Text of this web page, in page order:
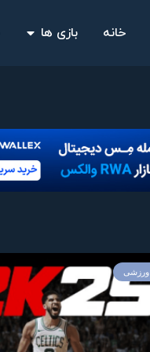
خانه بازی ها
ورزشی